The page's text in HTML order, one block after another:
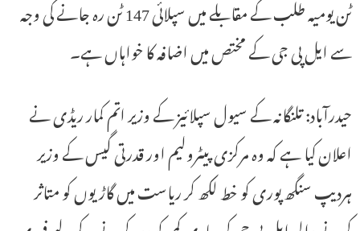
ٹن یومیہ طلب کے مقابلے میں سپلائی 147 ٹن رہ جانے کی وجہ
سے ایل پی جی کے مختص میں اضافہ کا خواہاں ہے۔
حیدرآباد: تلنگانہ کے سیول سپلائیز کے وزیر اتم کمار ریڈی نے
اعلان کیا ہے کہ وہ مرکزی پیٹرولیم اور قدرتی گیس کے وزیر
ہردیپ سنگھ پوری کو خط لکھ کر ریاست میں گاڑیوں کو متاثر